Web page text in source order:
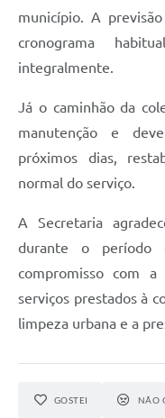
município. A
cronograma
integralmente.
Já o caminhão da
manutenção e
próximos dias,
normal do serviço.
A Secretaria
durante o período
compromisso com
serviços prestados à
limpeza urbana e a
GOSTEI NÃO